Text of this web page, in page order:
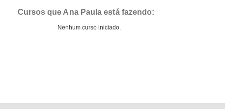
Cursos que Ana Paula está fazendo:
Nenhum curso iniciado.